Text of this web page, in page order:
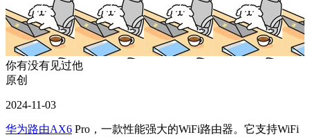
你有没有见过他
原创
2024-11-03
华为路由AX6 Pro，一款性能强大的WiFi路由器。它支持WiFi